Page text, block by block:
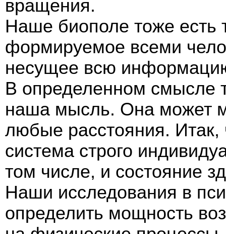
вращения.
Наше биополе тоже есть
формируемое всеми
несущее всю
В определенном смысле
наша мысль. Она может
любые расстояния. Итак,
система строго
том числе, и состояние
Наши исследования в
определить мощность